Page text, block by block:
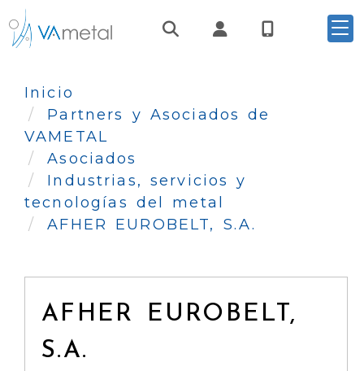
Identifícate
Inicio
Partners y Asociados de
VAMETAL
Asociados
Industrias, servicios y
tecnologías del metal
AFHER EUROBELT, S.A.
AFHER EUROBELT,
S.A.